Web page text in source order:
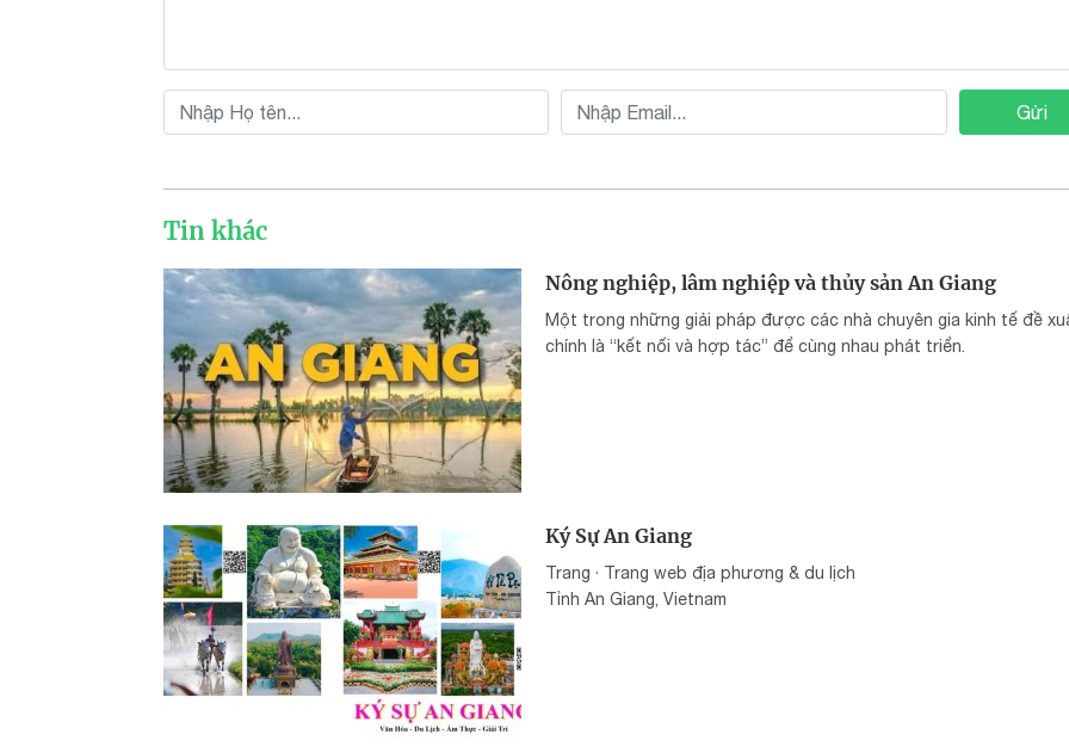
Gửi
Tin khác
Nông nghiệp, lâm nghiệp và thủy sản An Giang
Một trong những giải pháp được các nhà chuyên gia kinh tế đề
chính là “kết nối và hợp tác” để cùng nhau phát triển.
Ký Sự An Giang
Trang · Trang web địa phương & du lịch
Tỉnh An Giang, Vietnam